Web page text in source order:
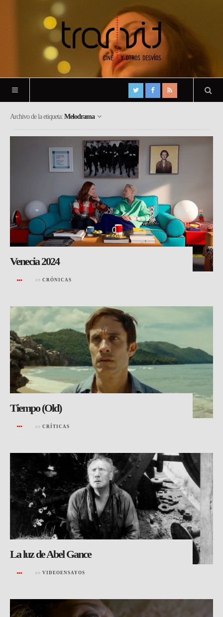
Archivo de la etiqueta: Melodrama
Venecia 2024
en CRÓNICAS
Tiempo (Old)
en CRÍTICAS
La luz de Abel Gance
en VIDEOENSAYOS